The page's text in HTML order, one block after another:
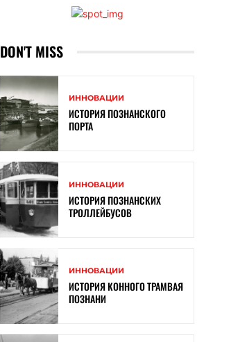
DON'T MISS
ИННОВАЦИИ
ИСТОРИЯ ПОЗНАНСКОГО
ПОРТА
ИННОВАЦИИ
ИСТОРИЯ ПОЗНАНСКИХ
ТРОЛЛЕЙБУСОВ
ИННОВАЦИИ
ИСТОРИЯ КОННОГО ТРАМВАЯ
ПОЗНАНИ